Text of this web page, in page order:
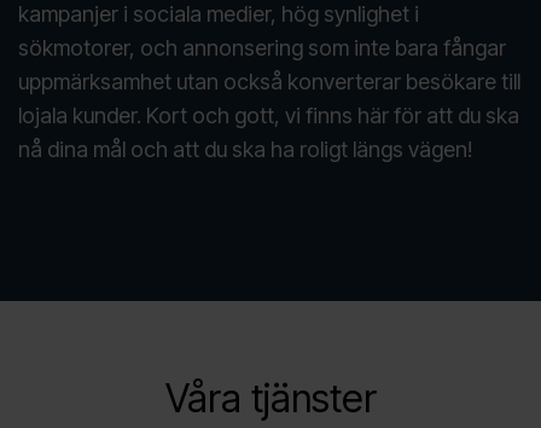
kampanjer i sociala medier, hög synlighet i
sökmotorer, och annonsering som inte bara fångar
uppmärksamhet utan också konverterar besökare till
lojala kunder. Kort och gott, vi finns här för att du ska
nå dina mål och att du ska ha roligt längs vägen!
Våra tjänster